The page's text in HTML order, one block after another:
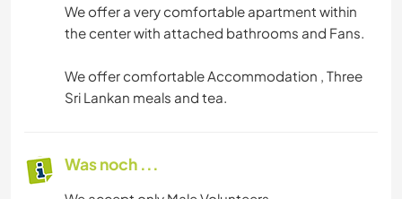
We offer a very comfortable apartment within
the center with attached bathrooms and Fans.
We offer comfortable Accommodation , Three
Sri Lankan meals and tea.
Was noch ...